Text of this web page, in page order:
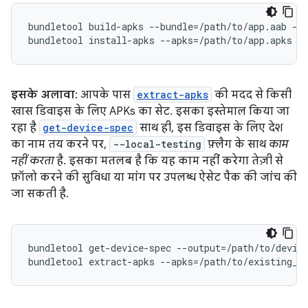
bundletool build-apks --bundle=/path/to/app.aab
इसके अलावा: आपके पास extract-apks की मदद से किसी
खास डिवाइस के लिए APKs का सेट. इसका इस्तेमाल किया जा
रहा है get-device-spec साथ ही, इस डिवाइस के लिए देश
का नाम तय करने पर,
--local-testing फ़्लैग के साथकाम
नहीं करताहै. इसका मतलब है कि यह काम नहीं करेगा तेज़ी से
फ़ॉलो करने की सुविधा या मांग पर उपलब्ध ऐसेट पैक की जांच की
जा सकती है.
bundletool get-device-spec --output=/path/to/